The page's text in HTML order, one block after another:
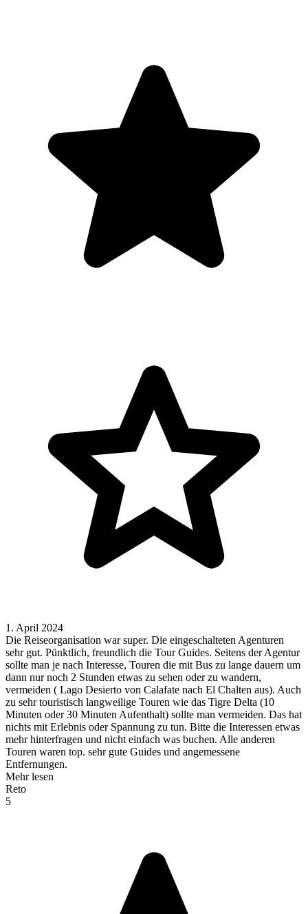
1. April 2024
Die Reiseorganisation war super. Die eingeschalteten Agenturen
sehr gut. Pünktlich, freundlich die Tour Guides. Seitens der Agentur
sollte man je nach Interesse, Touren die mit Bus zu lange dauern um
dann nur noch 2 Stunden etwas zu sehen oder zu wandern,
vermeiden ( Lago Desierto von Calafate nach El Chalten aus). Auch
zu sehr touristisch langweilige Touren wie das Tigre Delta (10
Minuten oder 30 Minuten Aufenthalt) sollte man vermeiden. Das hat
nichts mit Erlebnis oder Spannung zu tun. Bitte die Interessen etwas
mehr hinterfragen und nicht einfach was buchen. Alle anderen
Touren waren top. sehr gute Guides und angemessene
Entfernungen.
Mehr lesen
Reto
5